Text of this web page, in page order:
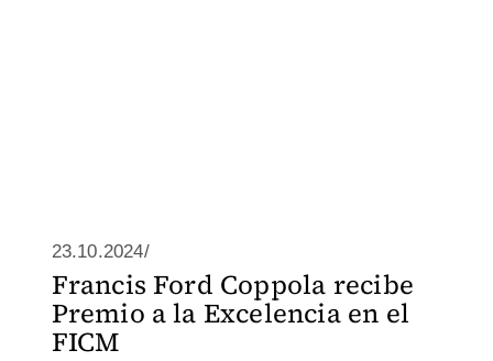
23.10.2024/
Francis Ford Coppola recibe
Premio a la Excelencia en el
FICM